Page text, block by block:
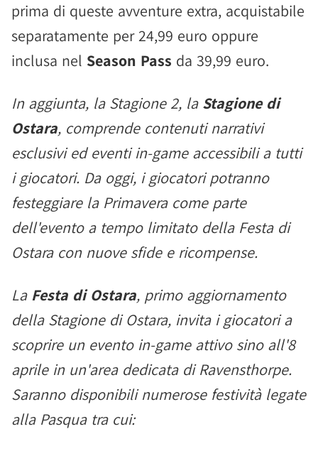
prima di queste avventure extra, acquistabile
separatamente per 24,99 euro oppure
inclusa nel Season Pass da 39,99 euro.
In aggiunta, la Stagione 2, la Stagione di
Ostara, comprende contenuti narrativi
esclusivi ed eventi in-game accessibili a tutti
i giocatori. Da oggi, i giocatori potranno
festeggiare la Primavera come parte
dell'evento a tempo limitato della Festa di
Ostara con nuove sfide e ricompense.
La Festa di Ostara, primo aggiornamento
della Stagione di Ostara, invita i giocatori a
scoprire un evento in-game attivo sino all'8
aprile in un'area dedicata di Ravensthorpe.
Saranno disponibili numerose festività legate
alla Pasqua tra cui: